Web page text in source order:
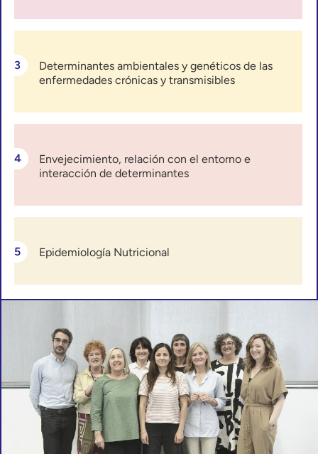
Determinantes ambientales y genéticos de las
enfermedades crónicas y transmisibles
Envejecimiento, relación con el entorno e
interacción de determinantes
Epidemiología Nutricional